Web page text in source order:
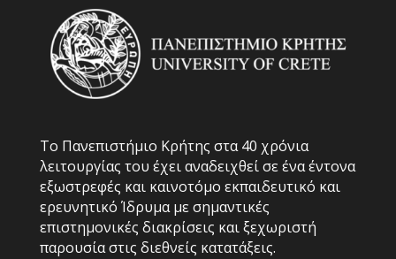
Το Πανεπιστήμιο Κρήτης στα 40 χρόνια
λειτουργίας του έχει αναδειχθεί σε ένα έντονα
εξωστρεφές και καινοτόμο εκπαιδευτικό και
ερευνητικό Ίδρυμα με σημαντικές
επιστημονικές διακρίσεις και ξεχωριστή
παρουσία στις διεθνείς κατατάξεις.